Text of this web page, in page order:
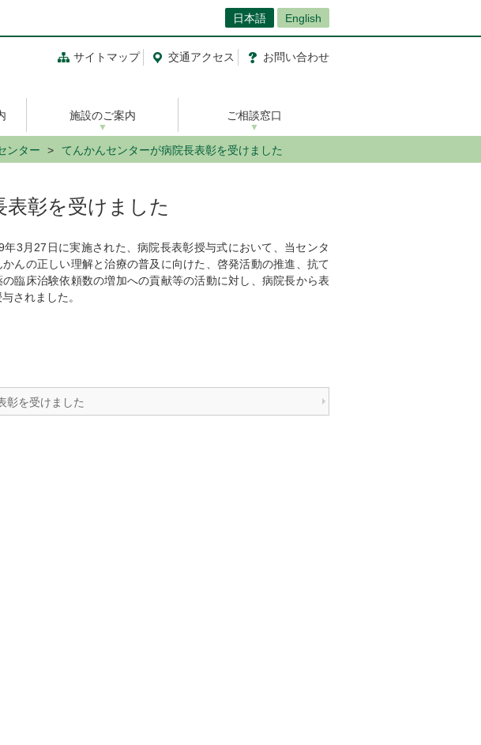
日本語 English
サイトマップ 交通アクセス お問い合わせ
施設のご案内 ご相談窓口
ンター てんかんセンターが病院長表彰を受けました
彰を受けました
3月27日に実施された、病院長表彰授与式において、当センタ
かんの正しい理解と治療の普及に向けた、啓発活動の推進、抗て
の臨床治験依頼数の増加への貢献等の活動に対し、病院長から表
されました。
彰を受けました